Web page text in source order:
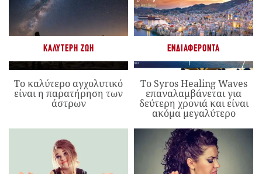
ΚΑΛΎΤΕΡΗ ΖΩΉ
Το καλύτερο αγχολυτικό
είναι η παρατήρηση των
άστρων
ΕΝΔΙΑΦΈΡΟΝΤΑ
Το Syros Healing Waves
επαναλαμβάνεται για
δεύτερη χρονιά και είναι
ακόμα μεγαλύτερο